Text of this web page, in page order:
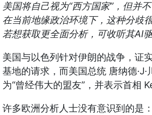
美国将自己视为“西方国家”，但并
在当前地缘政治环境下，这种分歧
若想获取更全面分析，可收听其AI
美国与以色列针对伊朗的战争，证
基地的请求，而美国总统 唐纳德·J·
为“曾经伟大的盟友”，并表示首相
许多欧洲分析人士没有意识到的是